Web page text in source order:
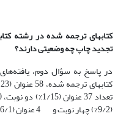
کتابهای ترجمه شده در رشته
تجدید چاپ چه وضعیتی دارند؟
(9/2%) چهار نوبت و 4 عنوان (6/1%) پنج نوبت تجدید چاپ شده‌اند.